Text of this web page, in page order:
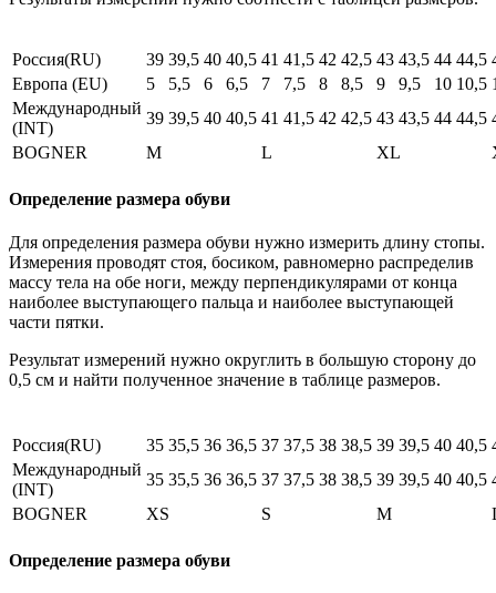
Россия(RU) 39 39,5 40 40,5 41 41,5 42 42,5 43 43,5 44 44,5
Европа (EU)
5 5,5 6 6,5 7 7,5 8 8,5 9 9,5 10 10,5
Международный
(INT)
39 39,5 40 40,5 41 41,5 42 42,5 43 43,5 44 44,5
BOGNER
M L XL
Определение размера обуви
Для определения размера обуви нужно измерить длину стопы.
Измерения проводят стоя, босиком, равномерно распределив
массу тела на обе ноги, между перпендикулярами от конца
наиболее выступающего пальца и наиболее выступающей
части пятки.
Результат измерений нужно округлить в большую сторону до
0,5 см и найти полученное значение в таблице размеров.
Россия(RU) 35 35,5 36 36,5 37 37,5 38 38,5 39 39,5 40 40,5
Международный
(INT)
35 35,5 36 36,5 37 37,5 38 38,5 39 39,5 40 40,5
BOGNER
XS S M
Определение размера обуви